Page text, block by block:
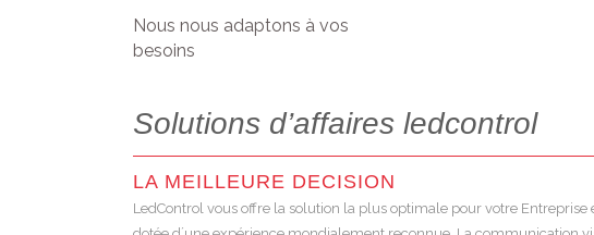
Nous nous adaptons à vos
besoins
Solutions d’affaires ledcontrol
LA MEILLEURE DECISION
LedControl vous offre la solution la plus optimale pour votre